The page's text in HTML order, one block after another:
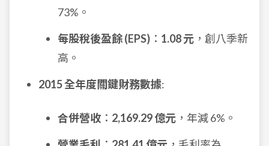
73%。
每股稅後盈餘 (EPS) ： 1.08 元 ，創八季新
高。
2015 全年度關鍵財務數據:
合併營收 ： 2,169.29 億元 ，年減 6%。